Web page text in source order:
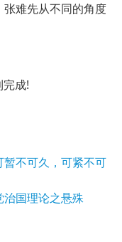
难先从不同的角度
成!
不可久，可紧不可
国理论之悬殊